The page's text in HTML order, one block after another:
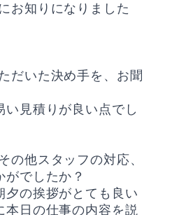
知りになりました
いた決め手を、お聞
見積りが良い点でし
他スタッフの対応、
でしたか？
夕の挨拶がとても良い
本日の仕事の内容を説